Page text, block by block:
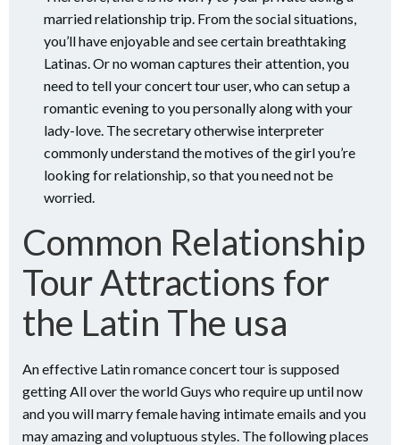
married relationship trip. From the social situations,
you’ll have enjoyable and see certain breathtaking
Latinas. Or no woman captures their attention, you
need to tell your concert tour user, who can setup a
romantic evening to you personally along with your
lady-love. The secretary otherwise interpreter
commonly understand the motives of the girl you’re
looking for relationship, so that you need not be
worried.
Common Relationship
Tour Attractions for
the Latin The usa
An effective Latin romance concert tour is supposed
getting All over the world Guys who require up until now
and you will marry female having intimate emails and you
may amazing and voluptuous styles. The following places